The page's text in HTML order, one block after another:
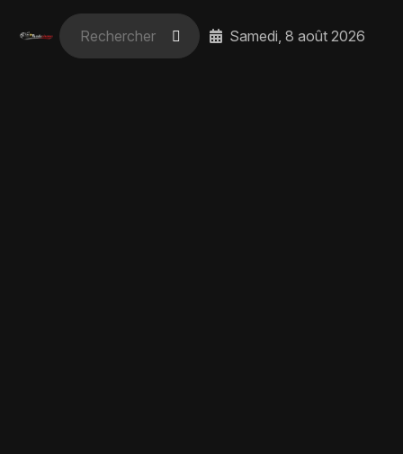
Samedi, 8 août 2026